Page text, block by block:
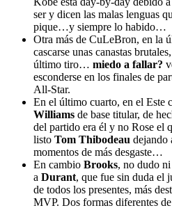
ser y dicen las malas lenguas
pique…y siempre lo habido…
Otra más de CuLeBron, en la
cascarse unas canastas
último tiro… miedo a fallar?
esconderse en los finales de
All-Star.
En el último cuarto, en el Este
Williams de base titular, de
del partido era él y no Rose el
listo Tom Thibodeau dejando
momentos de más desgaste…
En cambio Brooks, no dudo
a Durant, que fue sin duda el
de todos los presentes, más
MVP. Dos formas diferentes